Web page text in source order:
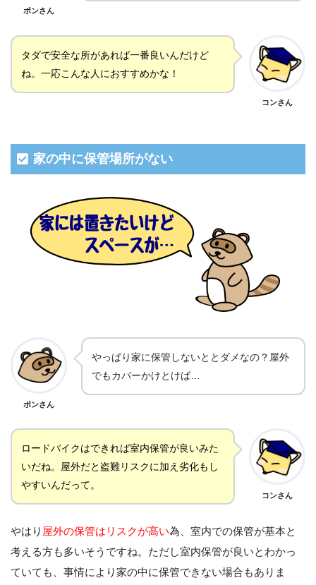
ポンさん
タダで安全な所があれば一番良いんだけど
ね。一応こんな人におすすめかな！
コンさん
家の中に保管場所がない
ポンさん
やっぱり家に保管しないととダメなの？屋外
でもカバーかけとけば…
ロードバイクはできれば室内保管が良いみた
いだね。屋外だと盗難リスクに加え劣化もし
やすいんだって。
コンさん
やはり 屋外の保管はリスクが高い為、室内での保管が基本と
考える方も多いそうですね。ただし室内保管が良いとわかっ
ていても、事情により家の中に保管できない場合もありま